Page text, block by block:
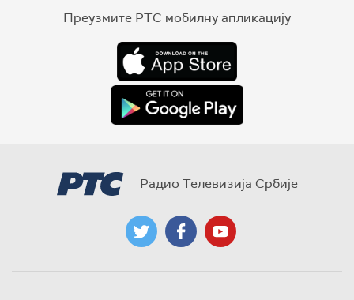
Преузмите РТС мобилну апликацију
Радио Телевизија Србије